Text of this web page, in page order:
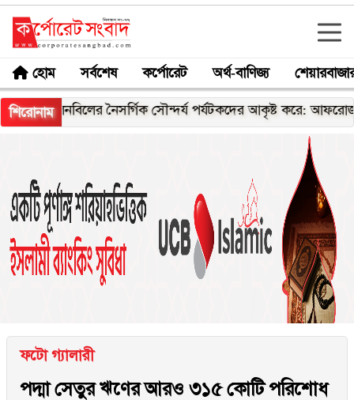
হোম সর্বশেষ কর্পোরেট অর্থ-বাণিজ্য
শিরোনামনৈসর্গিক সৌন্দর্য পর্যটকদের আকৃষ্ট করে: আফরোজা খানম
ফটো গ্যালারী
পদ্মা সেতুর ঋণের আরও ৩১৫ কোটি পরিশোধ